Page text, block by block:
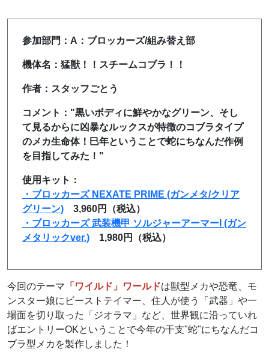
参加部門：A：ブロッカーズ/組み替え部
機体名：猛獣！！スチームコブラ！！
作者：スタッフごとう
コメント："黒いボディに鮮やかなグリーン、そし
て見るからに凶暴なルックスが特徴のコブラタイプ
のメカ生命体！巳年ということで蛇にちなんだ作例
を目指してみた！"
使用キット：
・ブロッカーズ NEXATE PRIME (ガンメタ/クリア
グリーン) 3,960円（税込）
・ブロッカーズ 武装機甲 ソルジャーアーマーI (ガン
メタリックver.) 1,980円（税込）
今回のテーマ 「ワイルド」ワールドは獣型メカや恐竜、モ
ンスター娘にビーストテイマー、住人が使う「武器」や一
場面を切り取った「ジオラマ」など、世界観に沿っていれ
ばエントリーOKということで今年の干支"蛇"にちなんだコ
ブラ型メカを製作しました！